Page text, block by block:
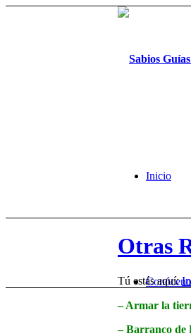
Inicio
Otras
Tú estás aquí:
– Armar la
– Barranco de